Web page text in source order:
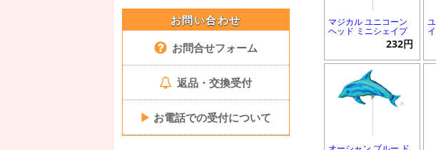
お問い合わせ
お問合せフォーム
返品・交換受付
▶ お電話での受付について
マジカル ユニコーン
ヘッド ミニシェイプ
232円